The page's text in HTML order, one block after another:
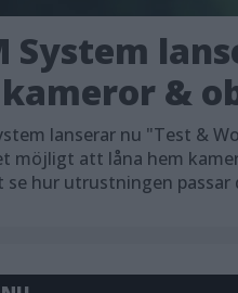
System
&
lanserar nu "Test &
möjligt att låna hem
hur utrustningen passar